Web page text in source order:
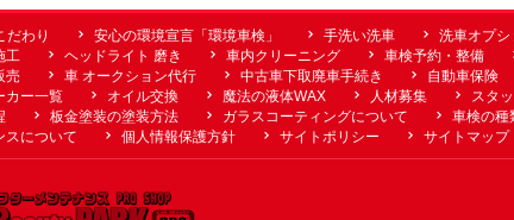
だわり 安心の環境宣言「環境車検」 手洗い洗車 洗車オプシ
工
ヘッドライト 磨き 車内クリーニング 車検予約・整備
売
車 オークション代行 中古車下取廃車手続き 自動車保険
カー一覧
オイル交換 魔法の液体WAX 人材募集 スタ
板金塗装の塗装方法 ガラスコーティングについて 車検の種
スについて
個人情報保護方針 サイトポリシー サイトマップ